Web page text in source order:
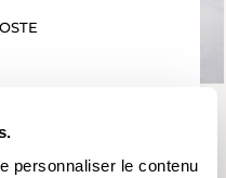
personnaliser le contenu